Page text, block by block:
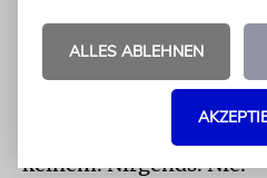
Nein, diese von allen
mehrsprachigen
nicht so einfach
keinem. Nirgends. Nie.
ALLES ABLEHNEN